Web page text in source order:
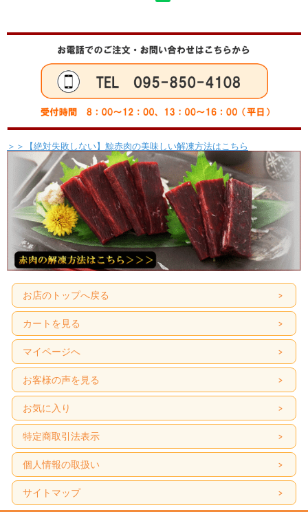
＞＞【絶対失敗しない】鯨赤肉の美味しい解凍方法はこちら
お店のトップへ戻る
カートを見る
マイページへ
お客様の声を見る
お気に入り
特定商取引法表示
個人情報の取扱い
サイトマップ